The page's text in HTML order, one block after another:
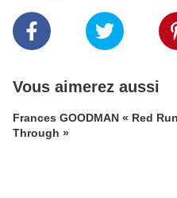
Vous aimerez aussi
Frances GOODMAN « Red
Through »